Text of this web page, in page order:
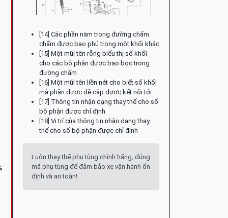
[14] Các phần nằm trong đường chấm
chấm được bao phủ trong một khối khác
[15] Một mũi tên rỗng biểu thị số khối
cho các bộ phận được bao bọc trong
đường chấm
[16] Một mũi tên liền nét cho biết số khối
mà phần được đề cập được kết nối tới
[17] Thông tin nhận dạng thay thế cho số
bộ phận được chỉ định
[18] Vị trí của thông tin nhận dạng thay
thế cho số bộ phận được chỉ định
Luôn thay thế phụ tùng chính hãng, đúng
mã phụ tùng để đảm bảo xe vận hành ổn
định và an toàn!